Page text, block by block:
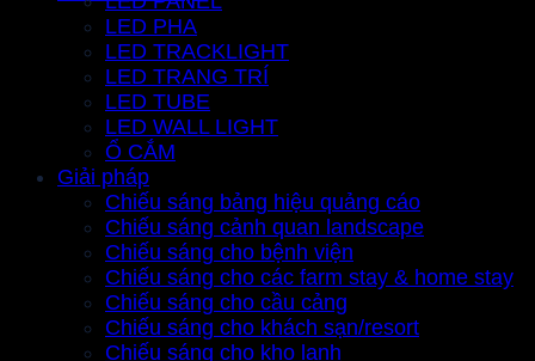
LED PHA
LED TRACKLIGHT
LED TRANG TRÍ
LED TUBE
LED WALL LIGHT
Ổ CẮM
Giải pháp
Chiếu sáng bảng hiệu quảng cáo
Chiếu sáng cảnh quan landscape
Chiếu sáng cho bệnh viện
Chiếu sáng cho các farm stay & home stay
Chiếu sáng cho cầu cảng
Chiếu sáng cho khách sạn/resort
Chiếu sáng cho kho lạnh